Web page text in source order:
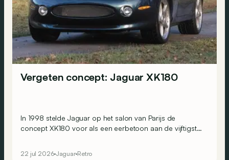
Vergeten concept: Jaguar XK180
In 1998 stelde Jaguar op het salon van Parijs de
concept XK180 voor als een eerbetoon aan de vijftigste
22 jul 2026 Jaguar Retro